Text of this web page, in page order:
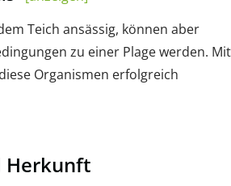
Teich ansässig, können aber
zu einer Plage werden. Mit
Organismen erfolgreich
Herkunft